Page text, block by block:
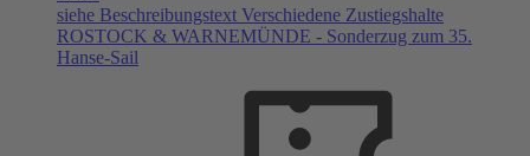
siehe Beschreibungstext Verschiedene Zustiegshalte
ROSTOCK & WARNEMÜNDE - Sonderzug zum 35.
Hanse-Sail